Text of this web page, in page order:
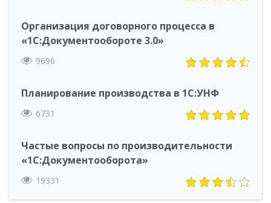
Организация договорного процесса в
«1С:Документообороте 3.0»
9696
Планирование производства в 1С:УНФ
6731
Частые вопросы по производительности
«1С:Документооборота»
19331